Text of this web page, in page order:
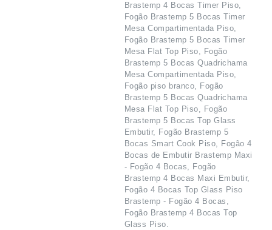
Brastemp 4 Bocas Timer Piso,
Fogão Brastemp 5 Bocas Timer
Mesa Compartimentada Piso,
Fogão Brastemp 5 Bocas Timer
Mesa Flat Top Piso, Fogão
Brastemp 5 Bocas Quadrichama
Mesa Compartimentada Piso,
Fogão piso branco, Fogão
Brastemp 5 Bocas Quadrichama
Mesa Flat Top Piso, Fogão
Brastemp 5 Bocas Top Glass
Embutir, Fogão Brastemp 5
Bocas Smart Cook Piso, Fogão 4
Bocas de Embutir Brastemp Maxi
- Fogão 4 Bocas, Fogão
Brastemp 4 Bocas Maxi Embutir,
Fogão 4 Bocas Top Glass Piso
Brastemp - Fogão 4 Bocas,
Fogão Brastemp 4 Bocas Top
Glass Piso.